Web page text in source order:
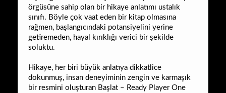
örgüsüne sahip olan bir hikaye anlatımı ustalık
sınıfı. Böyle çok vaat eden bir kitap olmasına
rağmen, başlangıcındaki potansiyelini yerine
getiremeden, hayal kırıklığı verici bir şekilde
soluktu.
Hikaye, her biri büyük anlatıya dikkatlice
dokunmuş, insan deneyiminin zengin ve karmaşık
bir resmini oluşturan Başlat – Ready Player One